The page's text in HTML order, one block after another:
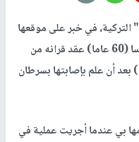
في خبر على موقعها
الإلكتروني أن المواطن التركي طوران كوسا (60 عاما) عقد قرانه من
نباهت كوسا (64 عاما) بعد أن علم بإصابتها بسرطان
بي عندما أجريت عملية في